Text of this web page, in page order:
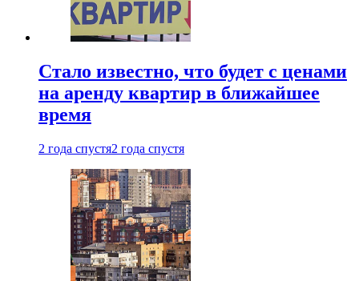
Стало известно, что будет с ценами
на аренду квартир в ближайшее
время
2 года спустя2 года спустя